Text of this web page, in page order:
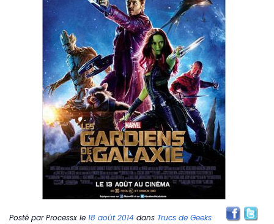
Posté parProcessx le 18 août 2014 dans Trucs de Geeks